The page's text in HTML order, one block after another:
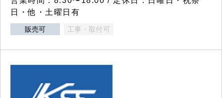
日・他・土曜日有
販売可 工事・取付可